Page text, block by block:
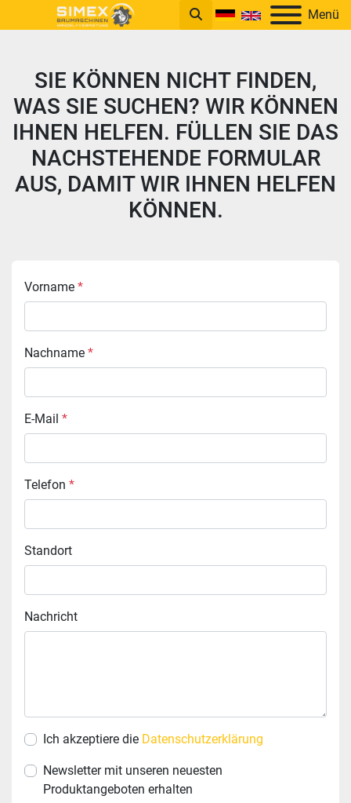
Menü
SIE KÖNNEN NICHT FINDEN,
WAS SIE SUCHEN? WIR KÖNNEN
IHNEN HELFEN. FÜLLEN SIE DAS
NACHSTEHENDE FORMULAR
AUS, DAMIT WIR IHNEN HELFEN
KÖNNEN.
Vorname *
Nachname *
E-Mail *
Telefon *
Standort
Nachricht
Ich akzeptiere die Datenschutzerklärung
Newsletter mit unseren neuesten
Produktangeboten erhalten